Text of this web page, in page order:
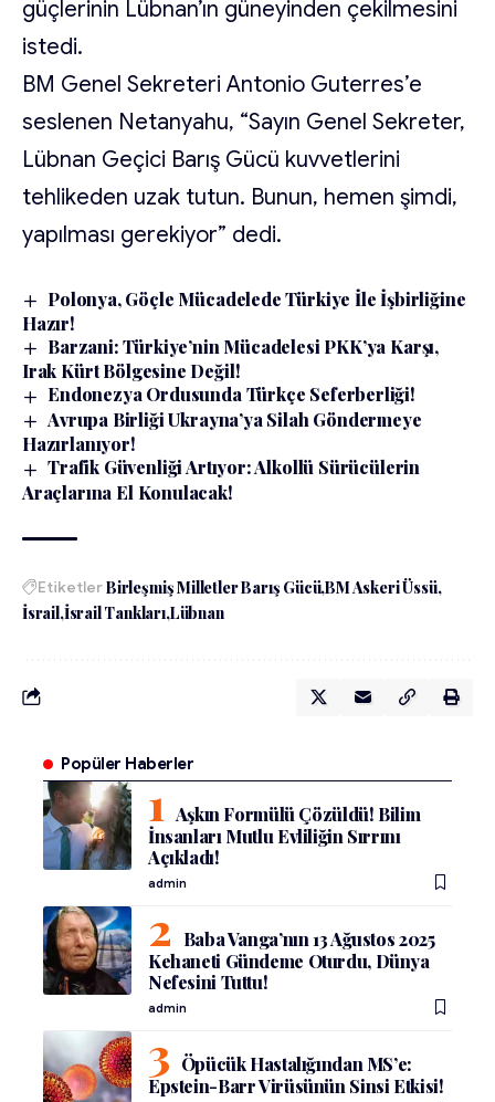
güçlerinin Lübnan’ın güneyinden çekilmesini
istedi.
BM Genel Sekreteri Antonio Guterres’e
seslenen Netanyahu, “Sayın Genel Sekreter,
Lübnan Geçici Barış Gücü kuvvetlerini
tehlikeden uzak tutun. Bunun, hemen şimdi,
yapılması gerekiyor” dedi.
Polonya, Göçle Mücadelede Türkiye İle İşbirliğine
Hazır!
Barzani: Türkiye’nin Mücadelesi PKK’ya Karşı,
Irak Kürt Bölgesine Değil!
Endonezya Ordusunda Türkçe Seferberliği!
Avrupa Birliği Ukrayna’ya Silah Göndermeye
Hazırlanıyor!
Trafik Güvenliği Artıyor: Alkollü Sürücülerin
Araçlarına El Konulacak!
EtiketlerBirleşmiş Milletler Barış Gücü BM Askeri Üssü
İsrail İsrail Tankları Lübnan
Popüler Haberler
Aşkın Formülü Çözüldü! Bilim
İnsanları Mutlu Evliliğin Sırrını
Açıkladı!
admin
Baba Vanga’nın 13 Ağustos 2025
Kehaneti Gündeme Oturdu, Dünya
Nefesini Tuttu!
admin
Öpücük Hastalığından MS’e:
Epstein-Barr Virüsünün Sinsi Etkisi!